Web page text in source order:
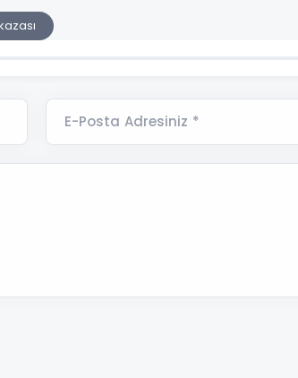
E-Posta Adresiniz *